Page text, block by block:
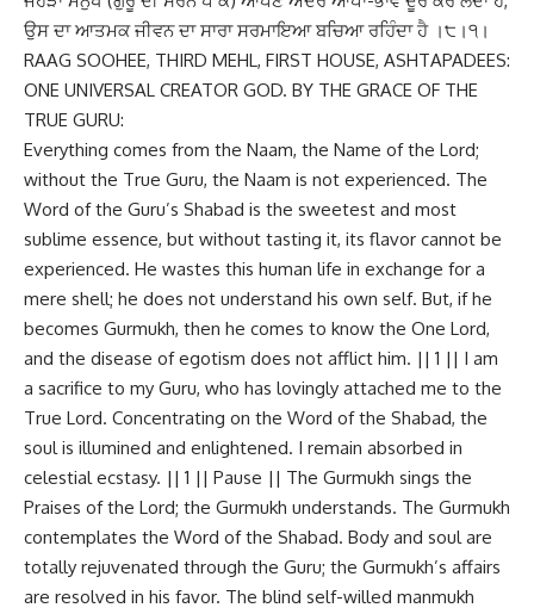
ਉਸ ਦਾ ਆਤਮਕ ਜੀਵਨ ਦਾ ਸਾਰਾ ਸਰਮਾਇਆ ਬਚਿਆ ਰਹਿੰਦਾ ਹੈ ।੮।੧।
RAAG SOOHEE, THIRD MEHL, FIRST HOUSE, ASHTAPADEES:
ONE UNIVERSAL CREATOR GOD. BY THE GRACE OF THE
TRUE GURU:
Everything comes from the Naam, the Name of the Lord;
without the True Guru, the Naam is not experienced. The
Word of the Guru’s Shabad is the sweetest and most
sublime essence, but without tasting it, its flavor cannot be
experienced. He wastes this human life in exchange for a
mere shell; he does not understand his own self. But, if he
becomes Gurmukh, then he comes to know the One Lord,
and the disease of egotism does not afflict him. || 1 || I am
a sacrifice to my Guru, who has lovingly attached me to the
True Lord. Concentrating on the Word of the Shabad, the
soul is illumined and enlightened. I remain absorbed in
celestial ecstasy. || 1 || Pause || The Gurmukh sings the
Praises of the Lord; the Gurmukh understands. The Gurmukh
contemplates the Word of the Shabad. Body and soul are
totally rejuvenated through the Guru; the Gurmukh’s affairs
are resolved in his favor. The blind self-willed manmukh